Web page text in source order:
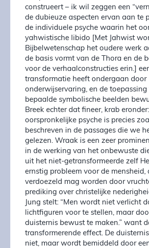
construeert – ik wil zeggen een
de dubieuze aspecten ervan aan te
de individuele psyche waarin het
yahwistische libido [Met Jahwist
Bijbelwetenschap het oudere werk
de basis vormt van de Thora en de
voor de verhaalconstructies erin.]
transformatie heeft ondergaan door
onderwijservaring, en de toepassing
bepaalde symbolische beelden
Breek echter dat fineer, krab
oorspronkelijke psyche is precies
beschreven in de passages die we
gelezen. Wraak is een zeer
in de werking van het onbewuste
uit het niet-getransformeerde zelf
ernstig probleem voor de mensheid,
verdoezeld mag worden door
prediking over christelijke
Jung stelt: “Men wordt niet verlicht
lichtfiguren voor te stellen, maar
duisternis bewust te maken.” want
transformerende effect. De
niet, maar wordt bemiddeld door